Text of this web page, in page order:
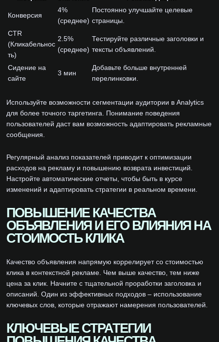
Конверсия
4%
(среднее)
Постоянно улучшайте целевые
страницы.
CTR
(Кликабельнос
ть)
2.5%
(среднее)
Тестируйте различные заголовки и
тексты объявлений.
Сидение на
сайте
3 мин
Добавьте больше внутренней
перелинковки.
Используйте возможности сегментации аудитории в Analytics
для более точного таргетинга. Понимание поведения
пользователей даст вам возможность адаптировать рекламные
сообщения.
Регулярный анализ показателей приводит к оптимизации
расходов на рекламу и повышению возврата инвестиций.
Настройте автоматические отчеты, чтобы быть в курсе
изменений и адаптировать стратегии в реальном времени.
ПОВЫШЕНИЕ КАЧЕСТВА
ОБЪЯВЛЕНИЯ И ЕГО ВЛИЯНИЯ НА
СТОИМОСТЬ КЛИКА
Качество объявления напрямую коррелирует со стоимостью
клика в контекстной рекламе. Чем выше качество, тем ниже
цена за клик. Начните с тщательной проработки заголовка и
описаний. Один из эффективных подходов – использование
ключевых слов, которые отражают намерения пользователей.
КЛЮЧЕВЫЕ СТРАТЕГИИ